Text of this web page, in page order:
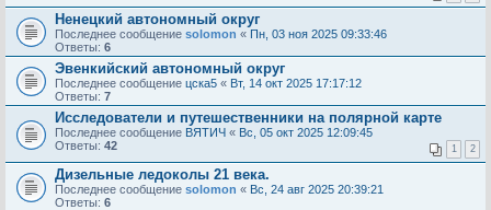
Ненецкий автономный округ
Последнее сообщение solomon « Пн, 03 ноя 2025 09:33:46
Ответы: 6
Эвенкийский автономный округ
Последнее сообщение цска5 « Вт, 14 окт 2025 17:17:12
Ответы: 7
Исследователи и путешественники на полярной карте
Последнее сообщение ВЯТИЧ « Вс, 05 окт 2025 12:09:45
Ответы: 42 1 2
Дизельные ледоколы 21 века.
Последнее сообщение solomon « Вс, 24 авг 2025 20:39:21
Ответы: 6